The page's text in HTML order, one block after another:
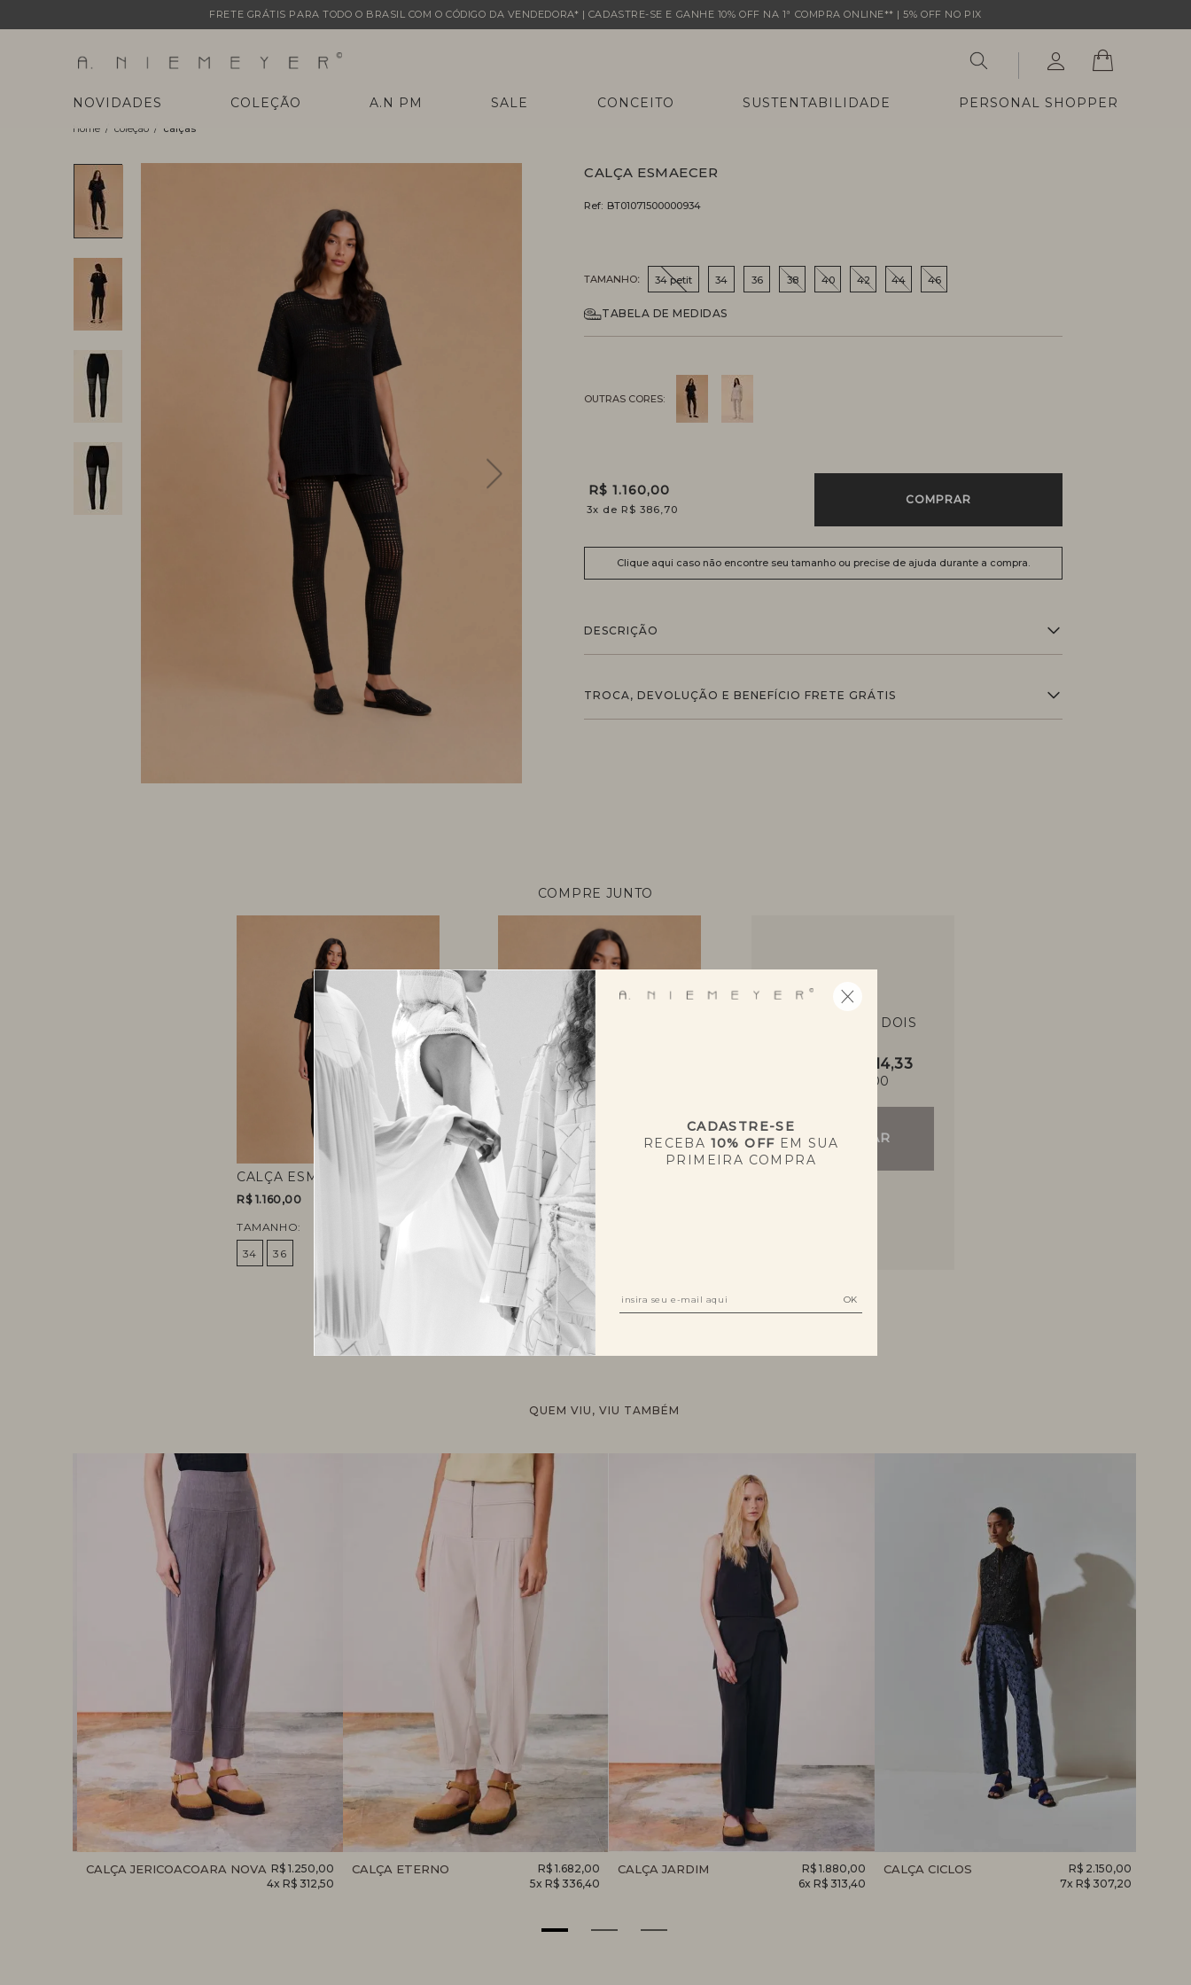
FRETE GRÁTIS PARA TODO O BRASIL COM O CÓDIGO DA VENDEDORA* | CADASTRE-SE E GANHE 10% OFF NA 1ª COMPRA ONLINE** | 5% OFF NO PIX
NOVIDADES COLEÇÃO A.N PM SALE CONCEITO SUSTENTABILIDADE PERSONAL SHOPPER
coleção calças
CALÇA ESMAECER
Ref: BT01071500000934
TAMANHO 34 petit 34 36 38 40 42 44 46
TABELA DE MEDIDAS
R$ 1.160,00
3x R$ 386,70
COMPRAR
Clique aqui caso não encontre seu tamanho ou precise de ajuda durante a compra.
DESCRIÇÃO
TROCA, DEVOLUÇÃO E BENEFÍCIO FRETE GRÁTIS
COMPRE JUNTO
CALÇA ESMAECER
R$ 1.160,00
TAMANHO:
34
36
+
CAMISETA ESMAECER
R$ 683,00
TAMANHO:
36 38
COMPRE OS DOIS
3x de R$ 614,33
R$ 1843,00
COMPRAR
QUEM VIU, VIU TAMBÉM
CALÇA JERICOACOARA NOVA R$ 1.250,00
4x R$ 312,50
CALÇA ETERNO
R$ 1.682,00
5x R$ 336,40
CALÇA JARDIM
R$ 1.880,00
6x R$ 313,40
CALÇA CICLOS
R$ 2.150,00
7x R$ 307,20
CADASTRE-SE
RECEBA 10% OFF EM SUA
PRIMEIRA COMPRA